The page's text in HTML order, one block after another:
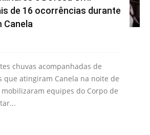
de 16 ocorrências durante
Canela
chuvas acompanhadas de
que atingiram Canela na noite de
equipes do Corpo de